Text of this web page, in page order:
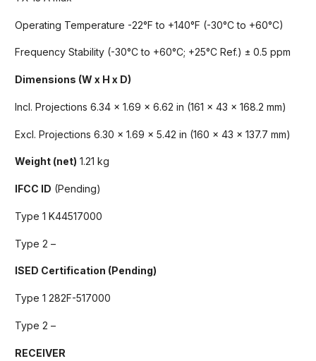
Operating Temperature -22°F to +140°F (-30°C to +60°C)
Frequency Stability (-30°C to +60°C; +25°C Ref.) ± 0.5 ppm
Dimensions (W x H x D)
Incl. Projections 6.34 x 1.69 x 6.62 in (161 x 43 x 168.2 mm)
Excl. Projections 6.30 x 1.69 x 5.42 in (160 x 43 x 137.7 mm)
Weight (net) 1.21 kg
IFCC ID (Pending)
Type 1 K44517000
Type 2 –
ISED Certification (Pending)
Type 1 282F-517000
Type 2 –
RECEIVER